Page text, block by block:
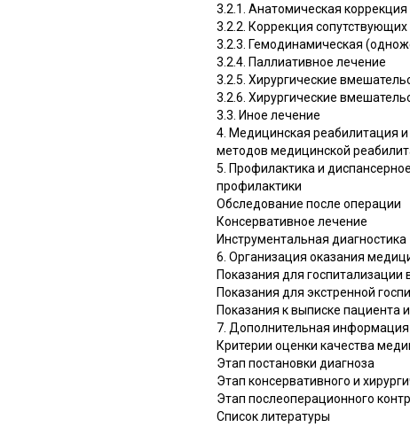
3.2.1. Анатомическая коррекция
3.2.2. Коррекция
3.2.3. Гемодинамическая
3.2.4. Паллиативное лечение
3.2.5. Хирургические
3.2.6. Хирургические
3.3. Иное лечение
4. Медицинская реабилитация
методов медицинской
5. Профилактика и
профилактики
Обследование после операции
Консервативное лечение
Инструментальная диагностика
6. Организация оказания
Показания для
Показания для экстренной
Показания к выписке пациента
7. Дополнительная
Критерии оценки качества
Этап постановки диагноза
Этап консервативного и
Этап послеоперационного
Список литературы